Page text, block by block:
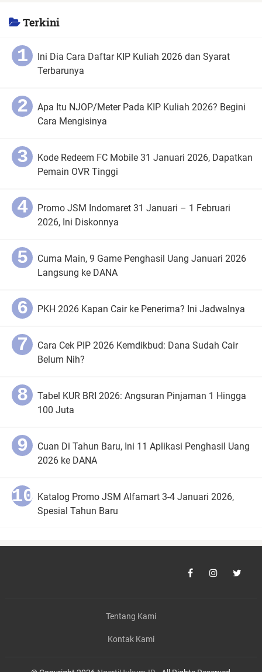
Terkini
Ini Dia Cara Daftar KIP Kuliah 2026 dan Syarat
Terbarunya
Apa Itu NJOP/Meter Pada KIP Kuliah 2026? Begini
Cara Mengisinya
Kode Redeem FC Mobile 31 Januari 2026, Dapatkan
Pemain OVR Tinggi
Promo JSM Indomaret 31 Januari – 1 Februari
2026, Ini Diskonnya
Cuma Main, 9 Game Penghasil Uang Januari 2026
Langsung ke DANA
PKH 2026 Kapan Cair ke Penerima? Ini Jadwalnya
Cara Cek PIP 2026 Kemdikbud: Dana Sudah Cair
Belum Nih?
Tabel KUR BRI 2026: Angsuran Pinjaman 1 Hingga
100 Juta
Cuan Di Tahun Baru, Ini 11 Aplikasi Penghasil Uang
2026 ke DANA
Katalog Promo JSM Alfamart 3-4 Januari 2026,
Spesial Tahun Baru
Tentang Kami
Kontak Kami